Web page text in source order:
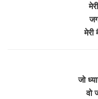
मेरी
जो
वो